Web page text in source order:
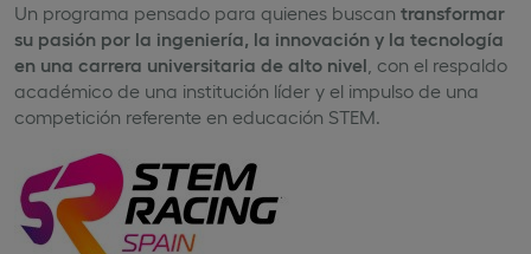
Un programa pensado para quienes buscan transformar
su pasión por la ingeniería, la innovación y la tecnología
en una carrera universitaria de alto nivel , con el respaldo
académico de una institución líder y el impulso de una
competición referente en educación STEM.